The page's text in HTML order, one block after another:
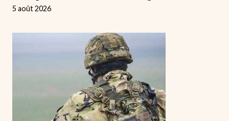
5 août 2026